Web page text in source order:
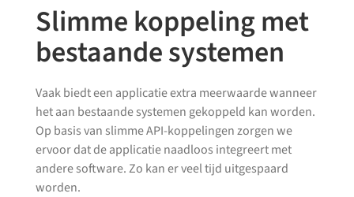
Slimme koppeling met
bestaande systemen
Vaak biedt een applicatie extra meerwaarde wanneer
het aan bestaande systemen gekoppeld kan worden.
Op basis van slimme API-koppelingen zorgen we
ervoor dat de applicatie naadloos integreert met
andere software. Zo kan er veel tijd uitgespaard
worden.